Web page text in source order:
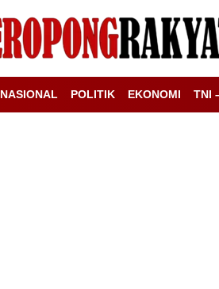
NASIONAL POLITIK EKONOMI TNI